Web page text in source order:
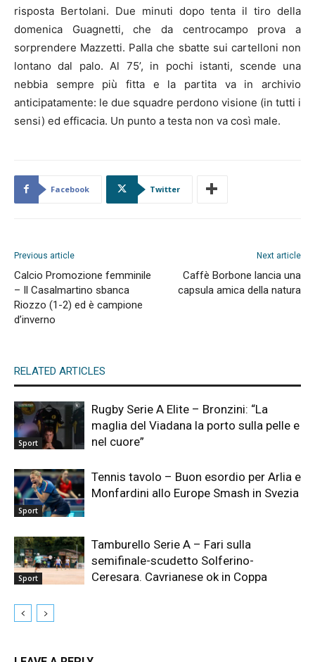
risposta Bertolani. Due minuti dopo tenta il tiro della
domenica Guagnetti, che da centrocampo prova a
sorprendere Mazzetti. Palla che sbatte sui cartelloni non
lontano dal palo. Al 75’, in pochi istanti, scende una
nebbia sempre più fitta e la partita va in archivio
anticipatamente: le due squadre perdono visione (in tutti i
sensi) ed efficacia. Un punto a testa non va così male.
Facebook Twitter
Previous article
Calcio Promozione femminile
– Il Casalmartino sbanca
Riozzo (1-2) ed è campione
d’inverno
Next article
Caffè Borbone lancia una
capsula amica della natura
RELATED ARTICLES
Sport
Rugby Serie A Elite – Bronzini: “La
maglia del Viadana la porto sulla pelle e
nel cuore”
Sport
Tennis tavolo – Buon esordio per Arlia e
Monfardini allo Europe Smash in Svezia
Sport
Tamburello Serie A – Fari sulla
semifinale-scudetto Solferino-
Ceresara. Cavrianese ok in Coppa